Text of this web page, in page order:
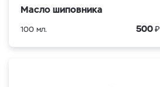
Масло шиповника
100 мл. 500₽